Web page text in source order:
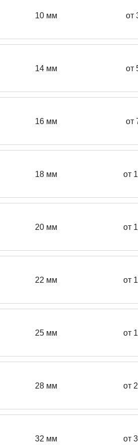
10 мм от
14 мм от
16 мм от
18 мм от
20 мм от
22 мм от
25 мм от
28 мм от
32 мм от